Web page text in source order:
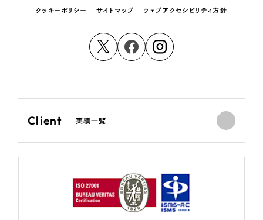
クッキーポリシー サイトマップ ウェブアクセシビリティ方針
Client 実績一覧